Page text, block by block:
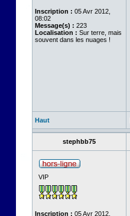
Inscription : 05 Avr 2012,
08:02
Message(s) : 223
Localisation : Sur terre, mais
souvent dans les nuages !
Haut
stephbb75
VIP
Inscription : 05 Avr 2012,